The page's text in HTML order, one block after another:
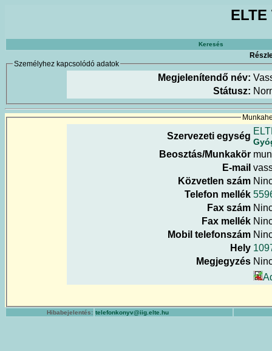
Keresés
Személyhez kapcsolódó adatok
Megjelenítendő név:
Státusz:
Szervezeti egység
Beosztás/Munkakör
E-mail
Közvetlen szám
Telefon mellék
Fax szám
Fax mellék
Mobil telefonszám
Hely
Megjegyzés
Hibabejelentés: telefonkonyv@iig.elte.hu